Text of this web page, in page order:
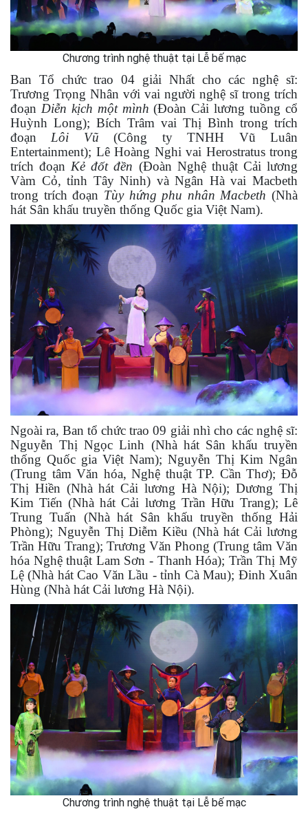
Chương trình nghệ thuật tại Lễ bế mạc
Ban Tổ chức trao 04 giải Nhất cho các nghệ sĩ:
Trương Trọng Nhân với vai người nghệ sĩ trong trích
đoạn Diễn kịch một mình (Đoàn Cải lương tuồng cổ
Huỳnh Long); Bích Trâm vai Thị Bình trong trích
đoạnLôi Vũ (Công ty TNHH Vũ Luân
Entertainment); Lê Hoàng Nghi vai Herostratus trong
trích đoạnKẻ đốt đền (Đoàn Nghệ thuật Cải lương
Vàm Cỏ, tỉnh Tây Ninh) và Ngân Hà vai Macbeth
trong trích đoạn Tùy hứng phu nhân Macbeth (Nhà
hát Sân khấu truyền thống Quốc gia Việt Nam).
Ngoài ra, Ban tổ chức trao 09 giải nhì cho các nghệ sĩ:
Nguyễn Thị Ngọc Linh (Nhà hát Sân khấu truyền
thống Quốc gia Việt Nam); Nguyễn Thị Kim Ngân
(Trung tâm Văn hóa, Nghệ thuật TP. Cần Thơ); Đỗ
Thị Hiền (Nhà hát Cải lương Hà Nội); Dương Thị
Kim Tiến (Nhà hát Cải lương Trần Hữu Trang); Lê
Trung Tuấn (Nhà hát Sân khấu truyền thống Hải
Phòng); Nguyễn Thị Diễm Kiều (Nhà hát Cải lương
Trần Hữu Trang); Trương Văn Phong (Trung tâm Văn
hóa Nghệ thuật Lam Sơn - Thanh Hóa); Trần Thị Mỹ
Lệ (Nhà hát Cao Văn Lầu - tỉnh Cà Mau); Đinh Xuân
Hùng (Nhà hát Cải lương Hà Nội).
Chương trình nghệ thuật tại Lễ bế mạc